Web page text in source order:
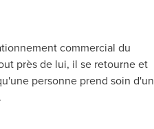
commercial du
près de lui, il se retourne et
personne prend soin d'un